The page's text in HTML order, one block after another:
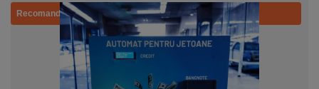
Recomandat